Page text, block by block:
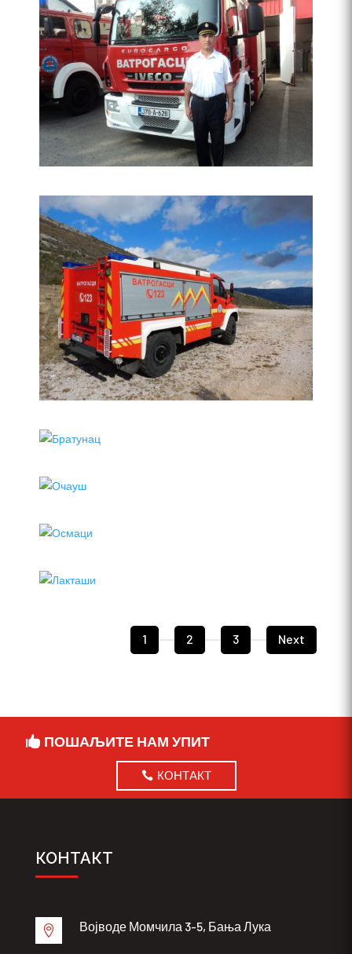
1 2 3 Next
ПОШАЉИТЕ НАМ УПИТ
КОНТАКТ
КОНТАКТ
 Војводе Момчила 3-5, Бања Лука